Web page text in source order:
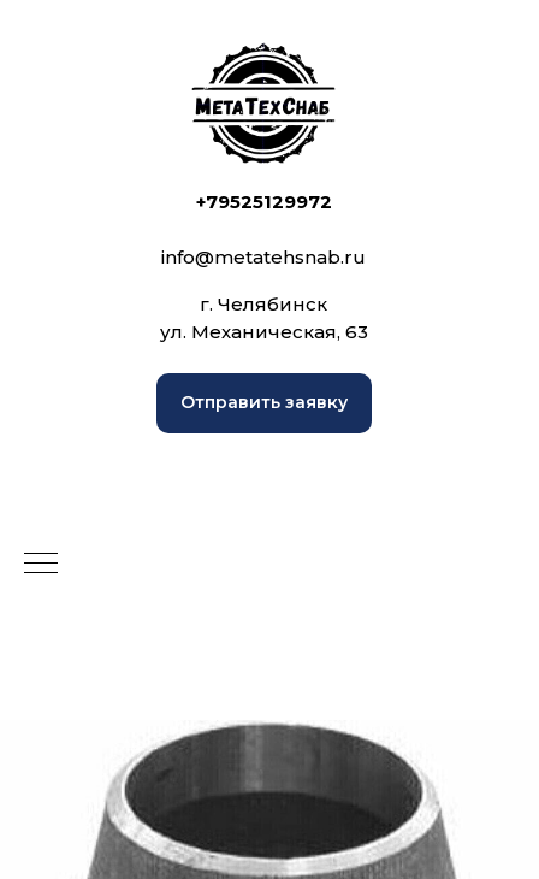
+79525129972
info@metatehsnab.ru
г. Челябинск
ул. Механическая, 63
Отправить заявку